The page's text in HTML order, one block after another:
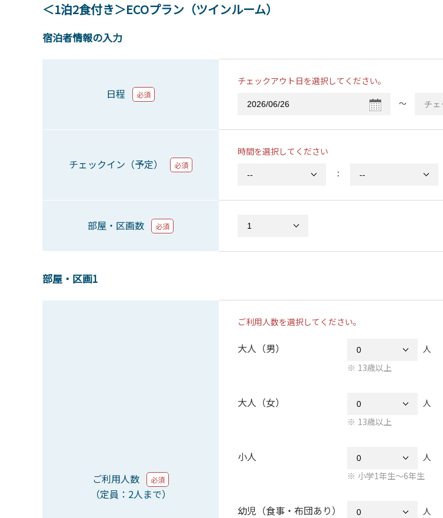
＜1泊2食付き＞ECOプラン（ツインルーム）
宿泊者情報の入力
日程 必須
チェックアウト日を選択してください。
〜
チェックイン（予定） 必須
時間を選択してください
：
部屋・区画数 必須
部屋・区画1
ご利用人数 必須
（定員：2人まで）
ご利用人数を選択してください。
大人（男）
人
13歳以上
大人（女）
人
13歳以上
小人
人
小学1年生～6年生
幼児（食事・布団あり）
人